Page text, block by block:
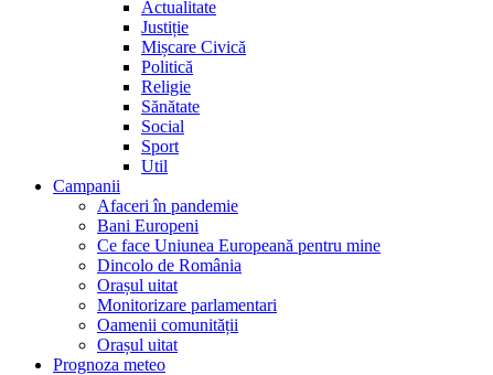
Actualitate
Justiție
Mișcare Civică
Politică
Religie
Sănătate
Social
Sport
Util
Campanii
Afaceri în pandemie
Bani Europeni
Ce face Uniunea Europeană pentru mine
Dincolo de România
Orașul uitat
Monitorizare parlamentari
Oamenii comunității
Orașul uitat
Prognoza meteo